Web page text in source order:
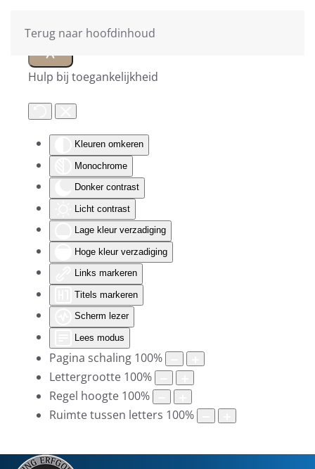
Hulp bij toegankelijkheid
Kleuren omkeren
Monochrome
Donker contrast
Licht contrast
Lage kleur verzadiging
Hoge kleur verzadiging
Links markeren
Titels markeren
Scherm lezer
Lees modus
Pagina schaling 100%
Lettergrootte 100%
Regel hoogte 100%
Ruimte tussen letters 100%
Terug naar hoofdinhoud